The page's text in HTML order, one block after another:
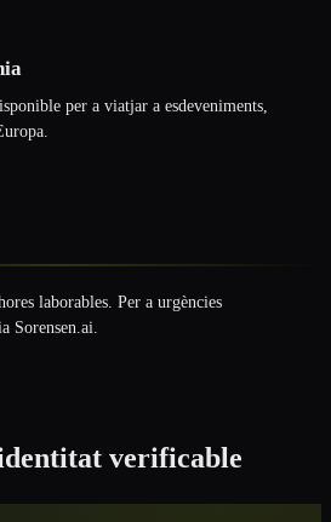
per a viatjar a esdeveniments,
laborables. Per a urgències
Sorensen.ai.
verificable